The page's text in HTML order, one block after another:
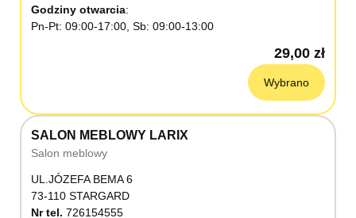
Godziny otwarcia
Pn-Pt: 09:00-17:00, Sb: 09:00-13:00
29,00 zł
Wybrano
SALON MEBLOWY LARIX
Salon meblowy
UL.JÓZEFA BEMA 6
73-110 STARGARD
Nr tel. 726154555